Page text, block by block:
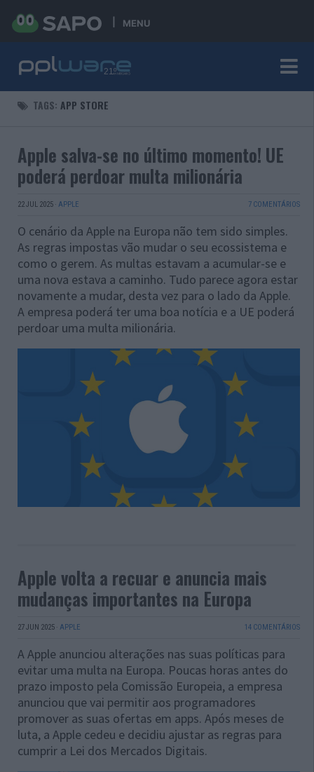
MENU
TAGS: APP STORE
Apple salva-se no último momento! UE
poderá perdoar multa milionária
22 JUL 2025 · APPLE 7 COMENTÁRIOS
O cenário da Apple na Europa não tem sido simples.
As regras impostas vão mudar o seu ecossistema e
como o gerem. As multas estavam a acumular-se e
uma nova estava a caminho. Tudo parece agora estar
novamente a mudar, desta vez para o lado da Apple.
A empresa poderá ter uma boa notícia e a UE poderá
perdoar uma multa milionária.
Apple volta a recuar e anuncia mais
mudanças importantes na Europa
27 JUN 2025 · APPLE 14 COMENTÁRIOS
A Apple anunciou alterações nas suas políticas para
evitar uma multa na Europa. Poucas horas antes do
prazo imposto pela Comissão Europeia, a empresa
anunciou que vai permitir aos programadores
promover as suas ofertas em apps. Após meses de
luta, a Apple cedeu e decidiu ajustar as regras para
cumprir a Lei dos Mercados Digitais.